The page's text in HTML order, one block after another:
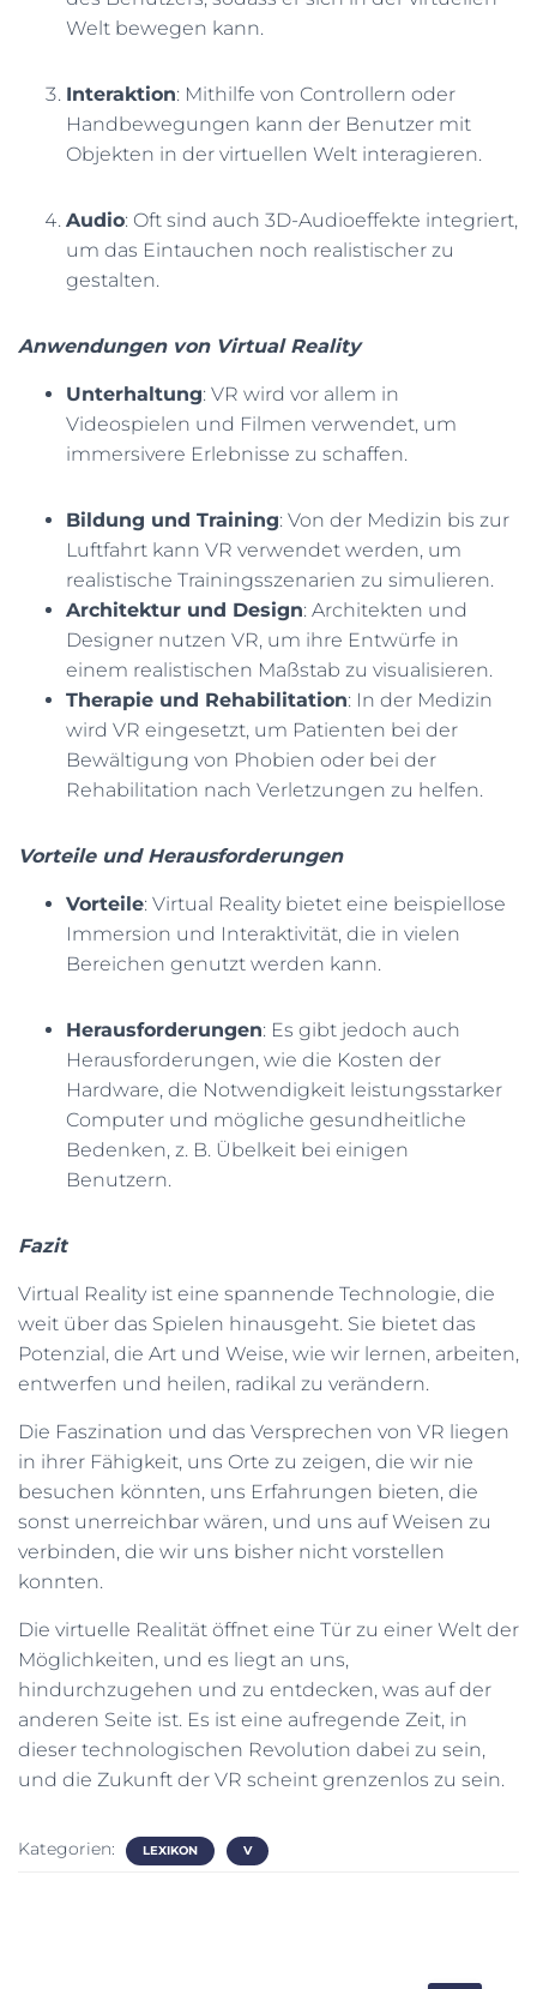
Welt bewegen kann.
Interaktion: Mithilfe von Controllern oder
Handbewegungen kann der Benutzer mit
Objekten in der virtuellen Welt interagieren.
Audio: Oft sind auch 3D-Audioeffekte integriert,
um das Eintauchen noch realistischer zu
gestalten.
Anwendungen von Virtual Reality
Unterhaltung: VR wird vor allem in
Videospielen und Filmen verwendet, um
immersivere Erlebnisse zu schaffen.
Bildung und Training: Von der Medizin bis zur
Luftfahrt kann VR verwendet werden, um
realistische Trainingsszenarien zu simulieren.
Architektur und Design: Architekten und
Designer nutzen VR, um ihre Entwürfe in
einem realistischen Maßstab zu visualisieren.
Therapie und Rehabilitation: In der Medizin
wird VR eingesetzt, um Patienten bei der
Bewältigung von Phobien oder bei der
Rehabilitation nach Verletzungen zu helfen.
Vorteile und Herausforderungen
Vorteile: Virtual Reality bietet eine beispiellose
Immersion und Interaktivität, die in vielen
Bereichen genutzt werden kann.
Herausforderungen: Es gibt jedoch auch
Herausforderungen, wie die Kosten der
Hardware, die Notwendigkeit leistungsstarker
Computer und mögliche gesundheitliche
Bedenken, z. B. Übelkeit bei einigen
Benutzern.
Fazit
Virtual Reality ist eine spannende Technologie, die
weit über das Spielen hinausgeht. Sie bietet das
Potenzial, die Art und Weise, wie wir lernen, arbeiten,
entwerfen und heilen, radikal zu verändern.
Die Faszination und das Versprechen von VR liegen
in ihrer Fähigkeit, uns Orte zu zeigen, die wir nie
besuchen könnten, uns Erfahrungen bieten, die
sonst unerreichbar wären, und uns auf Weisen zu
verbinden, die wir uns bisher nicht vorstellen
konnten.
Die virtuelle Realität öffnet eine Tür zu einer Welt der
Möglichkeiten, und es liegt an uns,
hindurchzugehen und zu entdecken, was auf der
anderen Seite ist. Es ist eine aufregende Zeit, in
dieser technologischen Revolution dabei zu sein,
und die Zukunft der VR scheint grenzenlos zu sein.
Kategorien: LEXIKON V